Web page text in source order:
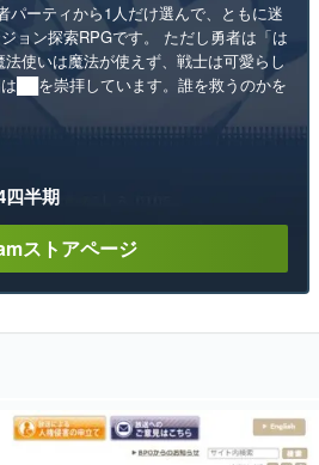
パーティから1人だけ選んで、ともに迷
ョン探索RPGです。 ただし勇者は「は
使いは魔法が使えず、戦士は可愛らし
██を崇拝しています。誰を救うのかを
四半期
ストアページ